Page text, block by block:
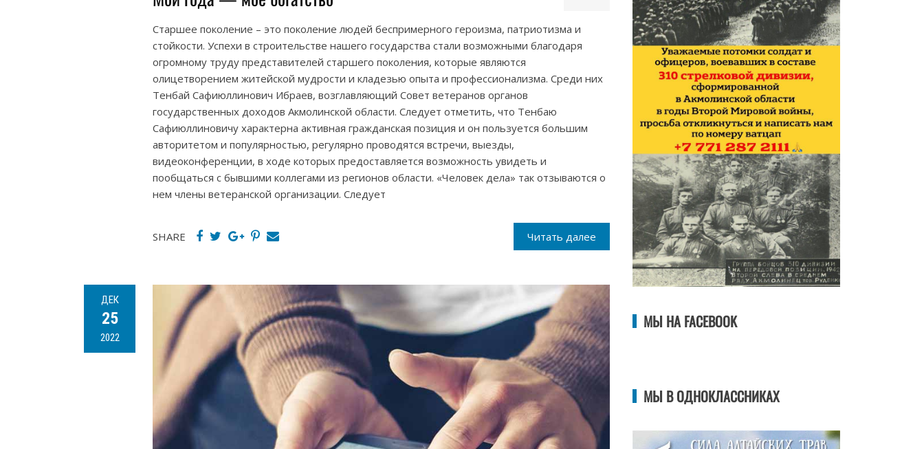
Старшее поколение – это поколение людей беспримерного героизма, патриотизма и
стойкости. Успехи в строительстве нашего государства стали возможными благодаря
огромному труду представителей старшего поколения, которые являются
олицетворением житейской мудрости и кладезью опыта и профессионализма. Среди них
Тенбай Сафиюллинович Ибраев, возглавляющий Совет ветеранов органов
государственных доходов Акмолинской области. Следует отметить, что Тенбаю
Сафиюллиновичу характерна активная гражданская позиция и он пользуется большим
авторитетом и популярностью, регулярно проводятся встречи, выезды,
видеоконференции, в ходе которых предоставляется возможность увидеть и
пообщаться с бывшими коллегами из регионов области. «Человек дела» так отзываются о
нем члены ветеранской организации. Следует
Читать далее
SHARE
ДЕК
25
2022
МЫ НА FACEBOOK
МЫ В ОДНОКЛАССНИКАХ